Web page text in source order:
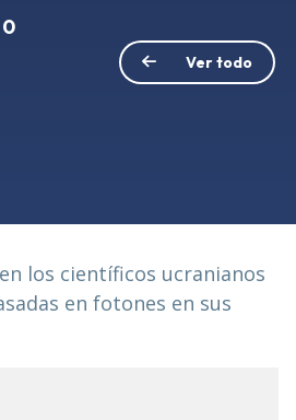
Ver todo
los científicos ucranianos
en fotones en sus